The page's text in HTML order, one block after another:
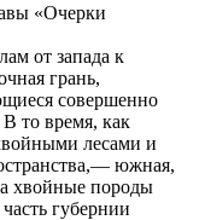
«Очерки
от запада к
грань,
совершенно
то время, как
лесами и
южная,
а хвойные породы
губернии